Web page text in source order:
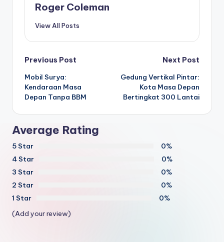
Roger Coleman
View All Posts
Post
navigation
Previous Post
Mobil Surya:
Kendaraan Masa
Depan Tanpa BBM
Next Post
Gedung Vertikal Pintar:
Kota Masa Depan
Bertingkat 300 Lantai
Average Rating
5 Star
0%
4 Star
0%
3 Star
0%
2 Star
0%
1 Star
0%
(Add your review)